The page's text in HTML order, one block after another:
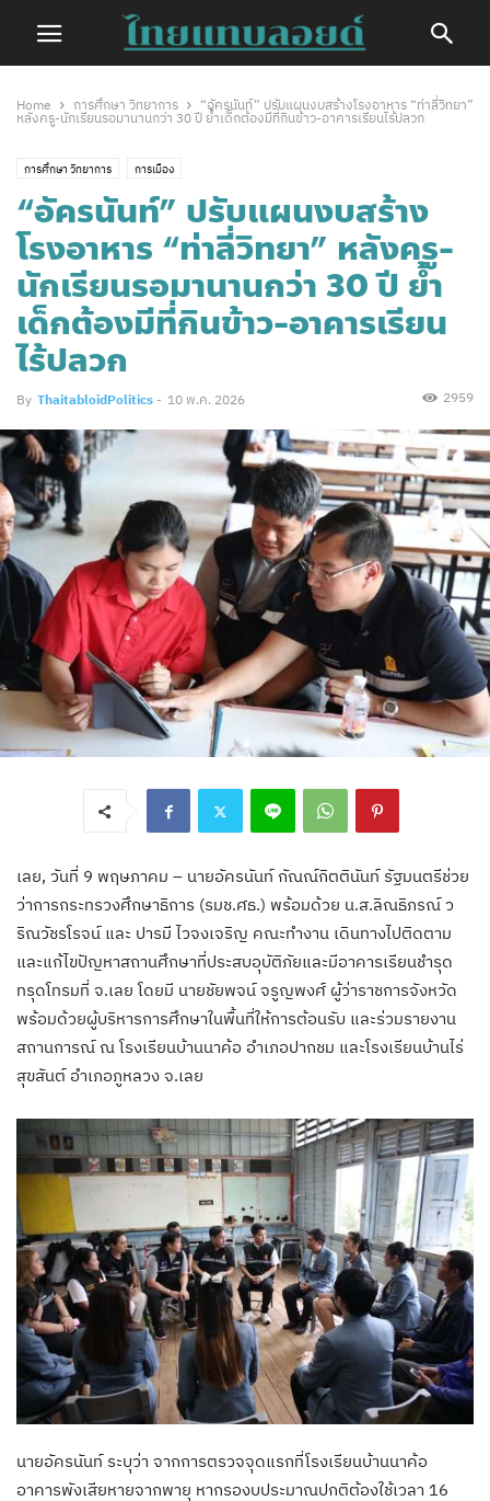
Home การศึกษา วิทยาการ
“อัครนันท์” ปรับแผนงบสร้างโรงอาหาร “ท่าลี่วิทยา”
หลังครู-นักเรียนรอมานานกว่า 30 ปี ย้ำเด็กต้องมีที่กินข้าว-อาคารเรียนไร้ปลวก
การศึกษา วิทยาการ การเมือง
“อัครนันท์” ปรับแผนงบสร้าง
โรงอาหาร “ท่าลี่วิทยา” หลังครู-
นักเรียนรอมานานกว่า 30 ปี ย้ำ
เด็กต้องมีที่กินข้าว-อาคารเรียน
ไร้ปลวก
By ThaitabloidPolitics - 10 พ.ค. 2026 2959
เลย, วันที่ 9 พฤษภาคม – นายอัครนันท์ กัณณ์กิตตินันท์ รัฐมนตรีช่วย
ว่าการกระทรวงศึกษาธิการ (รมช.ศธ.) พร้อมด้วย น.ส.ลิณธิภรณ์ ว
ริณวัชรโรจน์ และ ปารมี ไวจงเจริญ คณะทำงาน เดินทางไปติดตาม
และแก้ไขปัญหาสถานศึกษาที่ประสบอุบัติภัยและมีอาคารเรียนชำรุด
ทรุดโทรมที่ จ.เลย โดยมี นายชัยพจน์ จรูญพงศ์ ผู้ว่าราชการจังหวัด
พร้อมด้วยผู้บริหารการศึกษาในพื้นที่ให้การต้อนรับ และร่วมรายงาน
สถานการณ์ ณ โรงเรียนบ้านนาค้อ อำเภอปากชม และโรงเรียนบ้านไร่
สุขสันต์ อำเภอภูหลวง จ.เลย
​นายอัครนันท์ ระบุว่า จากการตรวจจุดแรกที่โรงเรียนบ้านนาค้อ
อาคารพังเสียหายจากพายุ หากรองบประมาณปกติต้องใช้เวลา 16